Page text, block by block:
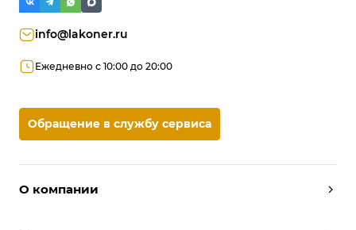
О компании
info@lakoner.ru
Ежедневно с 10:00 до 20:00
Обращение в службу сервиса